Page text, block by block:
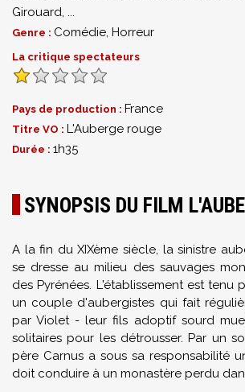
Girouard, ...
Genre : Comédie, Horreur
La critique spectateurs
Pays de production : France
Titre VO : L'Auberge rouge
Durée : 1h35
SYNOPSIS DU FILM
A la fin du XIXème siècle, la sinistre
se dresse au milieu des sauvages
des Pyrénées. L'établissement est tenu
un couple d'aubergistes qui fait
par Violet - leur fils adoptif sourd
solitaires pour les détrousser. Par un
père Carnus a sous sa responsabilité
doit conduire à un monastère perdu